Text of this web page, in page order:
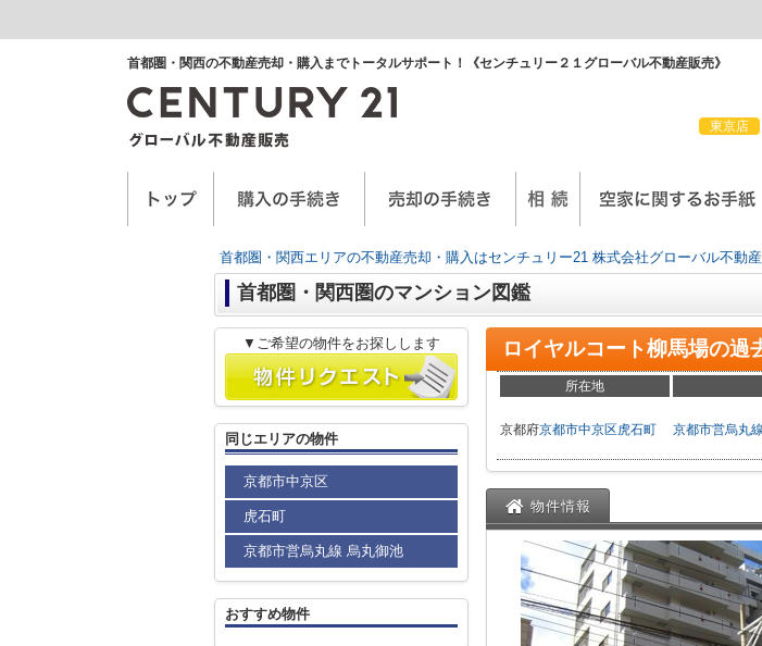
首都圏・関西の不動産売却・購入までトータルサポート！《センチュリー２１グローバル不動産販売》
東京店
首都圏・関西エリアの不動産売却・購入はセンチュリー21 株式会社グローバル不動
首都圏・関西圏のマンション図鑑
ロイヤルコート柳馬場の過
所在地
京都府京都市中京区虎石町 京都市営烏丸線
物件情報
▼ご希望の物件をお探しします
同じエリアの物件
京都市中京区
虎石町
京都市営烏丸線 烏丸御池
おすすめ物件